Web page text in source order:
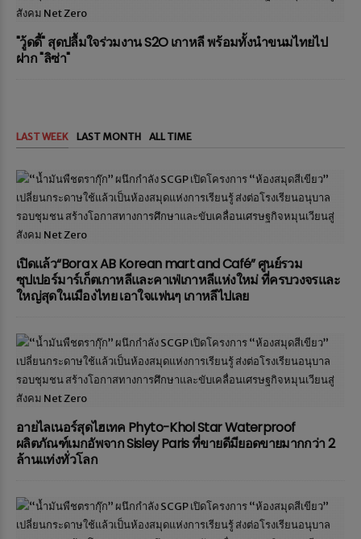
"วู้ดดี้" สุดปลื้มใจร่วมงาน S2O เกาหลี พร้อมทั้งนำขนมไทยไป
ฝาก "ลิซ่า"
LAST WEEK LAST MONTH ALL TIME
เปิดแล้ว“Bora x AB Korean mart and Café” ศูนย์รวม
ซุปเปอร์มาร์เก็ตเกาหลีและคาเฟ่เกาหลีแห่งใหม่ ที่ครบวงจรและ
ใหญ่สุดในเมืองไทย เอาใจแฟนๆ เกาหลีไปเลย
อายไลเนอร์สุดไฮเทค Phyto-Khol Star Waterproof
ผลิตภัณฑ์เมกอัพจาก Sisley Paris ที่ขายดีมียอดขายมากกว่า 2
ล้านแท่งทั่วโลก